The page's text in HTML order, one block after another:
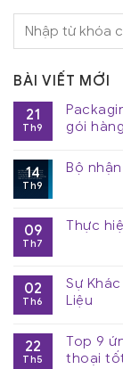
BÀI VIẾT MỚI
21
Th9
gói
14
Th9
Bộ
09
Th7
Thực
02
Th6
Sự
Liệu
22
Th5
Top 9
thoại